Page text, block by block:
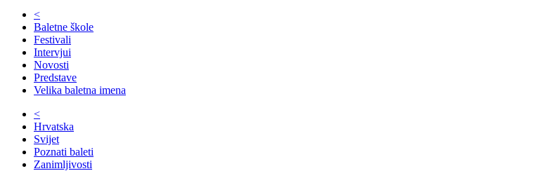
<
Baletne škole
Festivali
Intervjui
Novosti
Predstave
Velika baletna imena
<
Hrvatska
Svijet
Poznati baleti
Zanimljivosti